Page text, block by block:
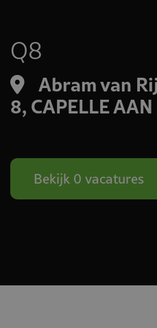
Q8
Abram van
8, CAPELLE AAN
Bekijk 0 vacatures